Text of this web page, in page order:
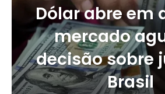
Dólar abre em
mercado
decisão sobre
Brasil